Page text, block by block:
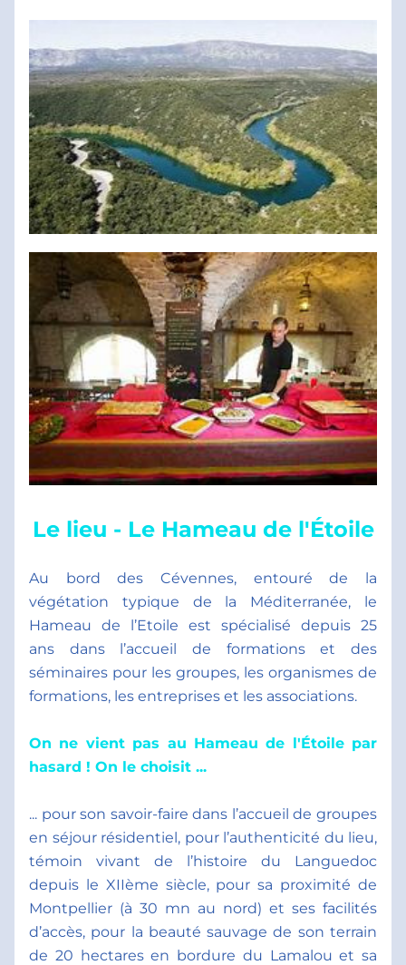
Le lieu - Le Hameau de l'Étoile
Au bord des Cévennes, entouré de la
végétation typique de la Méditerranée, le
Hameau de l’Etoile est spécialisé depuis 25
ans dans l’accueil de formations et des
séminaires pour les groupes, les organismes de
formations, les entreprises et les associations.
On ne vient pas au Hameau de l'Étoile par
hasard ! On le choisit ...
... pour son savoir-faire dans l’accueil de groupes
en séjour résidentiel, pour l’authenticité du lieu,
témoin vivant de l’histoire du Languedoc
depuis le XIIème siècle, pour sa proximité de
Montpellier (à 30 mn au nord) et ses facilités
d’accès, pour la beauté sauvage de son terrain
de 20 hectares en bordure du Lamalou et sa